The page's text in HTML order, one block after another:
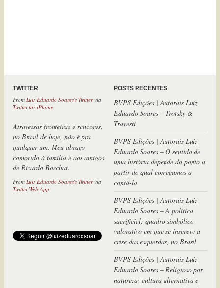
TWITTER
Atravessar fronteiras e rancores,
qualquer um. Meu abraço
comovido à família e aos amigos
de Ricardo Boechat.
From Luiz Eduardo Soares's Twitter
via
Twitter Web App
POSTS RECENTES
BVPS Edições | Autorais Luiz
Eduardo Soares – Trotsky &
Travesti
BVPS Edições | Autorais Luiz
Eduardo Soares – O sentido de
uma história depende do ponto a
partir do qual começamos a
contá-la
BVPS Edições | Autorais Luiz
Eduardo Soares – A política
sacrificial: quadro simbólico-
valorativo em que se inscreve a
crise das esquerdas, no Brasil
BVPS Edições | Autorais Luiz
Eduardo Soares – Religioso por
natureza: cultura alternativa e